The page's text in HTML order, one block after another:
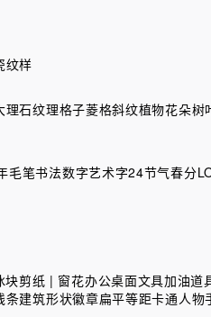
纹样
理石纹理格子菱格斜纹植物花朵树
毛笔书法数字艺术字24节气春分
块剪纸 | 窗花办公桌面文具加油道
条建筑形状徽章扁平等距卡通人物